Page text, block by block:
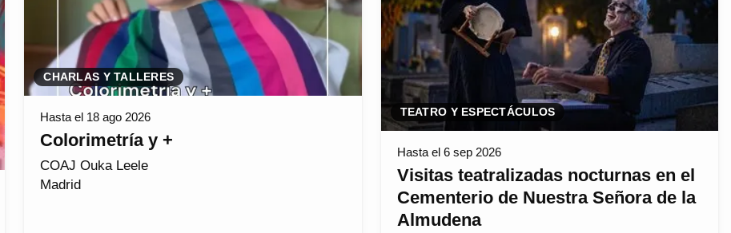
CHARLAS Y TALLERES
Hasta el 18 ago 2026
Colorimetría y +
COAJ Ouka Leele
Madrid
TEATRO Y ESPECTÁCULOS
Hasta el 6 sep 2026
Visitas teatralizadas nocturnas en el
Cementerio de Nuestra Señora de la
Almudena